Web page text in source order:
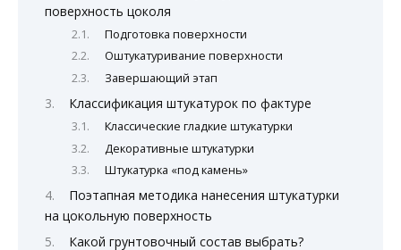
поверхность цоколя
Подготовка поверхности
Оштукатуривание поверхности
Завершающий этап
Классификация штукатурок по фактуре
Классические гладкие штукатурки
Декоративные штукатурки
Штукатурка «под камень»
Поэтапная методика нанесения штукатурки
на цокольную поверхность
Какой грунтовочный состав выбрать?